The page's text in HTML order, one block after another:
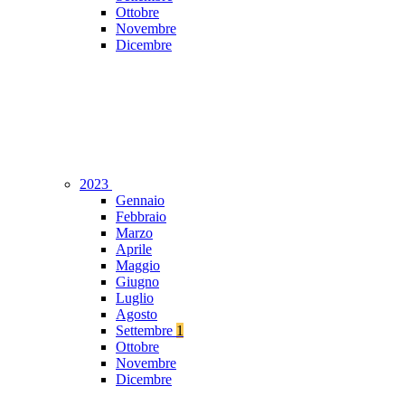
Ottobre
Novembre
Dicembre
2023
Gennaio
Febbraio
Marzo
Aprile
Maggio
Giugno
Luglio
Agosto
Settembre 1
Ottobre
Novembre
Dicembre